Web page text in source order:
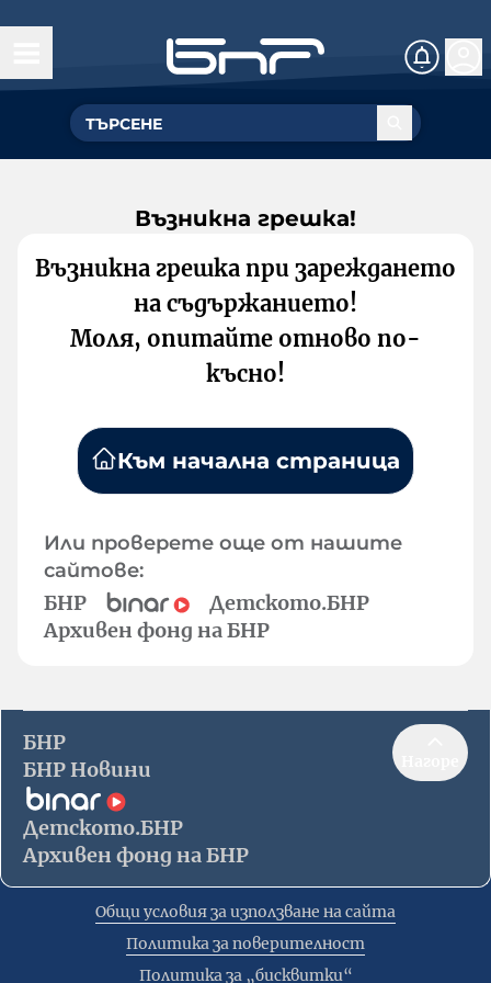
Възникна грешка!
Възникна грешка при зареждането
на съдържанието!
Моля, опитайте отново по-
късно!
Към начална страница
Или проверете още от нашите
сайтове:
БНР
Детското.БНР
Архивен фонд на БНР
БНР
БНР Новини
Детското.БНР
Архивен фонд на БНР
Общи условия за използване на сайта
Политика за поверителност
Политика за „бисквитки“